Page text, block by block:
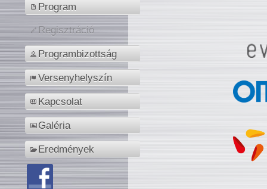
Program
Regisztráció
Programbizottság
Versenyhelyszín
Kapcsolat
Galéria
Eredmények